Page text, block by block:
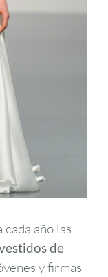
año las
de
y firmas